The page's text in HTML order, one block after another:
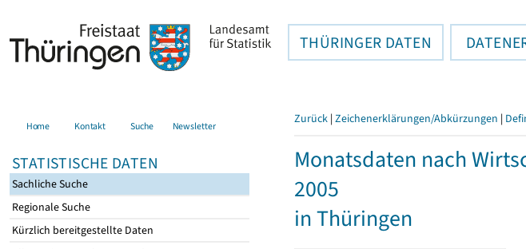
THÜRINGER DATEN
Home Kontakt Suche Newsletter
STATISTISCHE DATEN
Sachliche Suche
Regionale Suche
Kürzlich bereitgestellte Daten
Zurück | Zeichenerklärungen/Abkürzungen |
Monatsdaten nach
2005
in Thüringen